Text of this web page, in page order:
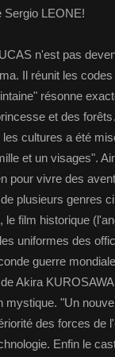
Sergio LEONE!
n'est pas
Il réunit les
résonne
et des
cultures a été
et un visages".
pour vivre des
plusieurs genres
film historique
uniformes des
guerre
Akira
"Un
des forces de
Enfin le